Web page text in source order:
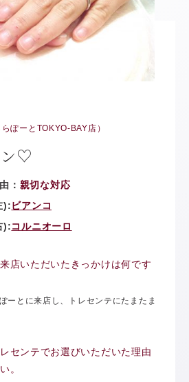
ぽーとTOKYO-BAY店）
ン♡
： 親切な対応
):ビアンコ
):コルニオーロ
店いただいたきっかけは何です
ーとに来店し、トレセンテにたまたま
センテでお選びいただいた理由
。